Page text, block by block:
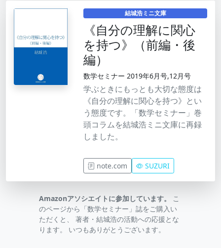
結城浩ミニ文庫
《自分の理解に関心
を持つ》（前編・後
編）
数学セミナー 2019年6月号,12月号
学ぶときにもっとも大切な態度は
《自分の理解に関心を持つ》とい
う態度です。「数学セミナー」巻
頭コラムを結城浩ミニ文庫に再録
しました。
note.com SUZURI
Amazonアソシエイトに参加しています。
こ
のページから「数学セミナー」誌をご購入い
ただくと、 著者・結城浩の活動への応援とな
ります。 いつもありがとうございます。